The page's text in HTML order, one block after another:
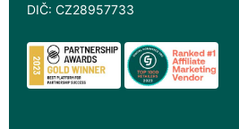
DIČ: CZ28957733